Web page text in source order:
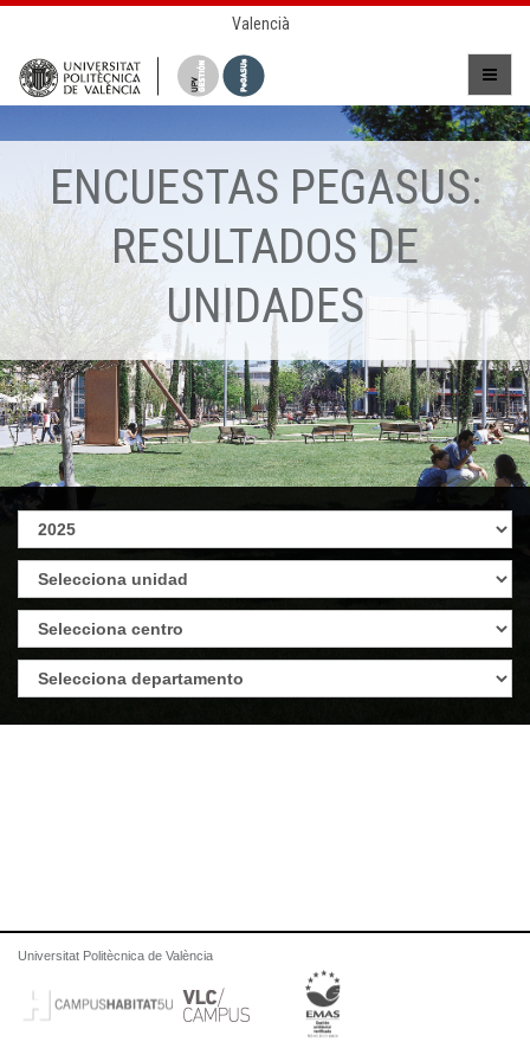
Valencià
ENCUESTAS PEGASUS:
RESULTADOS DE
UNIDADES
Universitat Politècnica de València